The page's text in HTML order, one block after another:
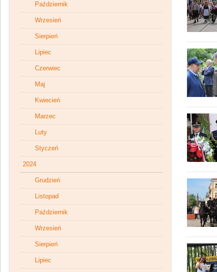
Październik
Wrzesień
Sierpień
Lipiec
Czerwiec
Maj
Kwiecień
Marzec
Luty
Styczeń
2024
Grudzień
Listopad
Październik
Wrzesień
Sierpień
Lipiec